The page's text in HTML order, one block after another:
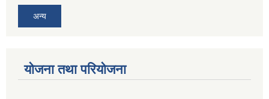
अन्य
योजना तथा परियोजना